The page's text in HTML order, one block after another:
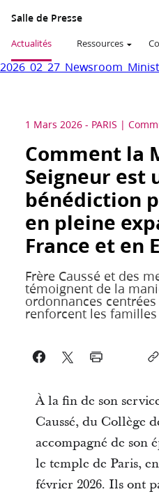
Salle de Presse
Actualités Ressources
1 Mars 2026 - PARIS
Comment la
Seigneur est
bénédiction
en pleine
France et en
Frère Caussé et des
témoignent de la
ordonnances
renforcent les
À la fin de son
Caussé, du Collège
accompagné de son
le temple de Paris,
février 2026. Ils ont